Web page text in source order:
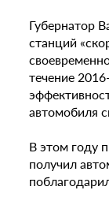
Губернатор
станций
течение
автомобиля
В этом году
получил